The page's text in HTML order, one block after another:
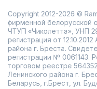
Copyright 2012-2026 ©
фирменной
ЧТУП «Чиколетта», УНП
регистрация от
района г. Бреста.
регистрации № 0061143.
торговом реестре
Ленинского района г.
Беларусь, г.Брест, ул.